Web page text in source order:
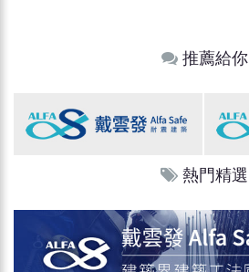
推薦給你
熱門精選